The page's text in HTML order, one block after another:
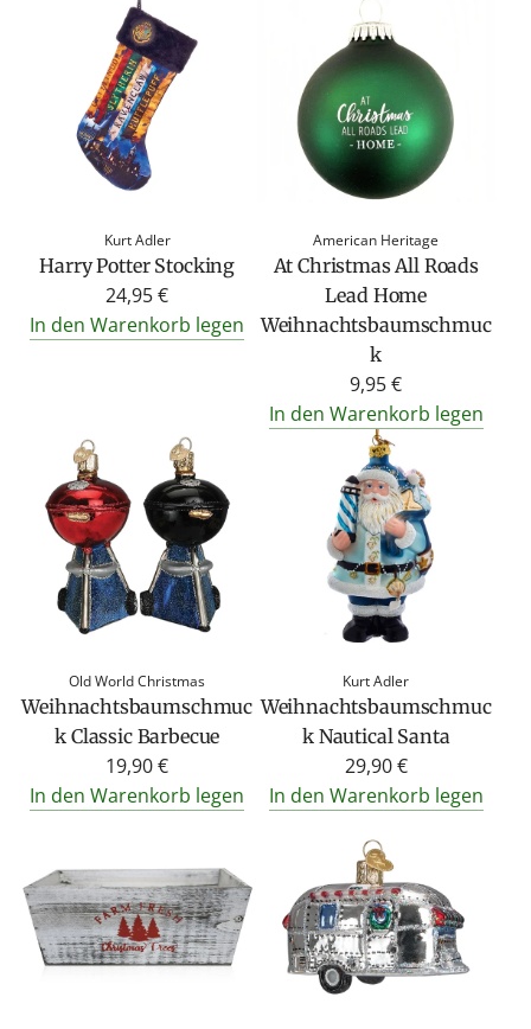
Kurt Adler
Harry Potter Stocking
24,95 €
In den Warenkorb legen
American Heritage
At Christmas All Roads
Lead Home
Weihnachtsbaumschmuc
k
9,95 €
In den Warenkorb legen
Old World Christmas
Weihnachtsbaumschmuc
k Classic Barbecue
19,90 €
In den Warenkorb legen
Kurt Adler
Weihnachtsbaumschmuc
k Nautical Santa
29,90 €
In den Warenkorb legen